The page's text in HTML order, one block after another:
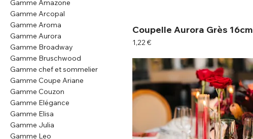
Gamme Amazone
Gamme Arcopal
Gamme Aroma
Gamme Aurora
Gamme Broadway
Gamme Bruschwood
Gamme chef et sommelier
Gamme Coupe Ariane
Gamme Couzon
Gamme Elégance
Gamme Elisa
Gamme Julia
Gamme Leo
Coupelle Aurora Grès 16cm
Prix
1,22 €